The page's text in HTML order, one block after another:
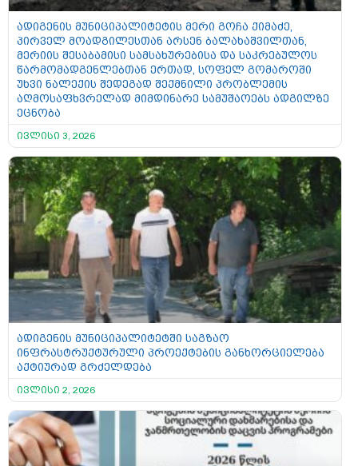
ადიგენის მუნიციპალიტეტის მერი გოჩა ქიმაძე,
პირველ მოადგილესთან არსენ ბალახაშვილთან,
მერიის შესაბამისი სამსახურებისა და საკრებულოს
წარმომადგენლებთან ერთად, სოფელ გომაროში
უხვი ნალექის შედეგად შექმნილი პრობლემის
აღმოსაფხვრელად მიმდინარე სამუშაოებს ადგილზე
ეცნობა
ივლისი 3, 2026
ადიგენის მუნიციპალიტეტში საგზაო
ინფრასტრუქტურული პროექტების განხორციელება
აქტიურად გრძელდება
ივლისი 2, 2026